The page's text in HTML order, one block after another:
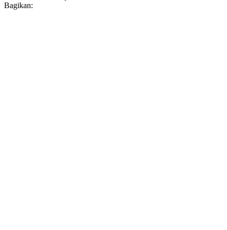
Bagikan: